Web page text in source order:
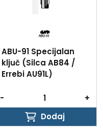
ABU-91 Specijalan
ključ (Silca AB84 /
Errebi AU91L)
-
+
Dodaj
Dodaj